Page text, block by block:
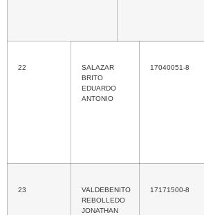
22
SALAZAR
BRITO
EDUARDO
ANTONIO
17040051-8
23
VALDEBENITO
REBOLLEDO
JONATHAN
17171500-8